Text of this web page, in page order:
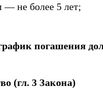
— не более 5 лет;
погашения
(гл. 3 Закона)